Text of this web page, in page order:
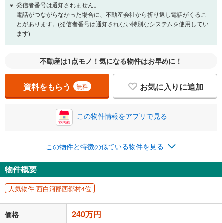
発信者番号は通知されません。
電話がつながらなかった場合に、不動産会社から折り返し電話がくるこ
とがあります。(発信者番号は通知されない特別なシステムを使用してい
ます)
不動産は1点モノ！気になる物件はお早めに！
資料をもらう 無料 お気に入りに追加
この物件情報をアプリで見る
この物件と特徴の似ている物件を見る
物件概要
人気物件 西白河郡西郷村4位
価格 240万円